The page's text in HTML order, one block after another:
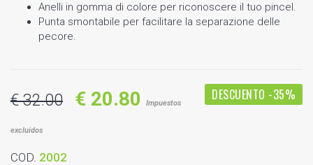
Anelli in gomma di colore per riconoscere il tuo pincel.
Punta smontabile per facilitare la separazione delle
pecore.
DESCUENTO -35%
€ 32.00 € 20.80 Impuestos
excluidos
COD. 2002